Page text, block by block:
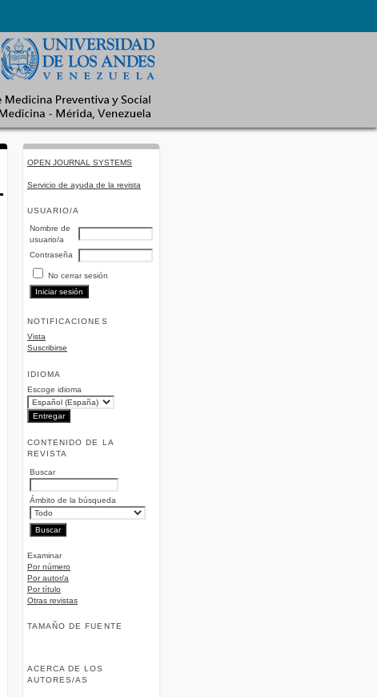
OPEN JOURNAL SYSTEMS
Servicio de ayuda de la revista
USUARIO/A
Nombre de
usuario/a
Contraseña
No cerrar sesión
NOTIFICACIONES
Vista
Suscribirse
IDIOMA
Escoge idioma
CONTENIDO DE LA
REVISTA
Buscar
Ámbito de la búsqueda
Examinar
Por número
Por autor/a
Por título
Otras revistas
TAMAÑO DE FUENTE
ACERCA DE LOS
AUTORES/AS